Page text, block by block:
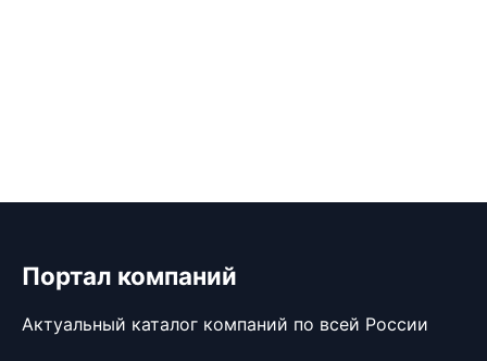
Портал компаний
Актуальный каталог компаний по всей России